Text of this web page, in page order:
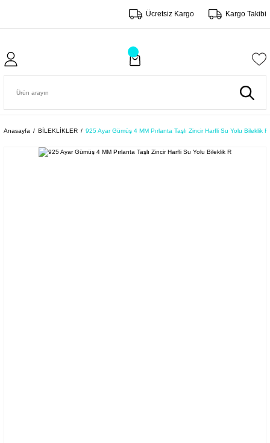
Ücretsiz Kargo Kargo Takibi
Anasayfa BİLEKLİKLER 925 Ayar Gümüş 4 MM Pırlanta Taşlı Zincir Harfli Su Yolu Bileklik R